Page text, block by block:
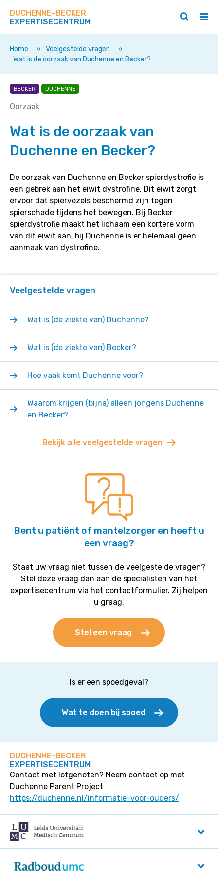
direct
op
deze
DUCHENNE-BECKER
EXPERTISECENTRUM
/
Zoeken
/
Home » Veelgestelde vragen
»
Wat is de oorzaak van Duchenne en Becker?
Wat
de
oorzaak
van
Duchenne
BECKER DUCHENNE
Oorzaak
Wat is de oorzaak van
Duchenne en Becker?
De oorzaak van Duchenne en Becker spierdystrofie is
een gebrek aan het eiwit dystrofine. Dit eiwit zorgt
ervoor dat spiervezels beschermd zijn tegen
spierschade tijdens het bewegen. Bij Becker
spierdystrofie maakt het lichaam een kortere vorm
van dit eiwit aan, bij Duchenne is er helemaal geen
aanmaak van dystrofine.
Veelgestelde vragen
Wat is (de ziekte van) Duchenne?
Wat is (de ziekte van) Becker?
Hoe vaak komt Duchenne voor?
Waarom krijgen (bijna) alleen jongens Duchenne
en Becker?
Bekijk alle veelgestelde vragen
Bent u patiënt of mantelzorger en heeft u
een vraag?
Staat uw vraag niet tussen de veelgestelde vragen?
Stel deze vraag dan aan de specialisten van het
expertisecentrum via het contactformulier. Zij helpen
u graag.
Stel een vraag
Is er een spoedgeval?
Wat te doen bij spoed
DUCHENNE-BECKER
EXPERTISECENTRUM
Contact met lotgenoten? Neem contact op met
Duchenne Parent Project
https://duchenne.nl/informatie-voor-ouders/
Leids Universitair Medisch Centrum